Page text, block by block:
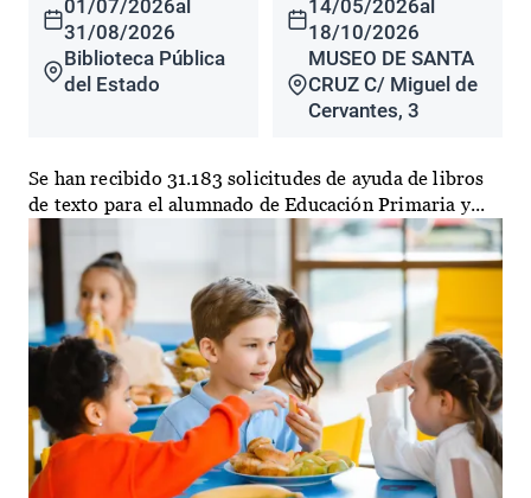
01/07/2026al
31/08/2026
Biblioteca Pública
del Estado
14/05/2026al
18/10/2026
MUSEO DE SANTA
CRUZ C/ Miguel de
Cervantes, 3
Se han recibido 31.183 solicitudes de ayuda de libros
de texto para el alumnado de Educación Primaria y...